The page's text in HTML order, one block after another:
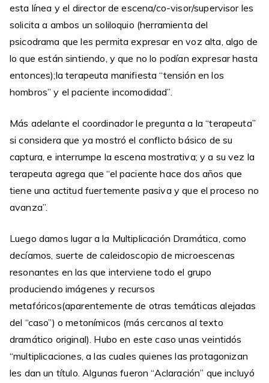
esta línea y el director de escena/co-visor/supervisor les
solicita a ambos un soliloquio (herramienta del
psicodrama que les permita expresar en voz alta, algo de
lo que están sintiendo, y que no lo podían expresar hasta
entonces);la terapeuta manifiesta “tensión en los
hombros” y el paciente incomodidad”.
Más adelante el coordinador le pregunta a la “terapeuta”
si considera que ya mostró el conflicto básico de su
captura, e interrumpe la escena mostrativa; y a su vez la
terapeuta agrega que “el paciente hace dos años que
tiene una actitud fuertemente pasiva y que el proceso no
avanza”.
Luego damos lugar a la Multiplicación Dramática, como
decíamos, suerte de caleidoscopio de microescenas
resonantes en las que interviene todo el grupo
produciendo imágenes y recursos
metafóricos(aparentemente de otras temáticas alejadas
del “caso”) o metonímicos (más cercanos al texto
dramático original). Hubo en este caso unas veintidós
“multiplicaciones, a las cuales quienes las protagonizan
les dan un título. Algunas fueron “Aclaración” que incluyó